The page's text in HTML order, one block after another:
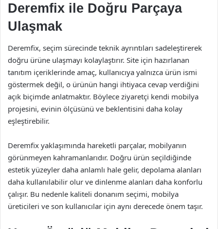
Deremfix ile Doğru Parçaya
Ulaşmak
Deremfix, seçim sürecinde teknik ayrıntıları sadeleştirerek
doğru ürüne ulaşmayı kolaylaştırır. Site için hazırlanan
tanıtım içeriklerinde amaç, kullanıcıya yalnızca ürün ismi
göstermek değil, o ürünün hangi ihtiyaca cevap verdiğini
açık biçimde anlatmaktır. Böylece ziyaretçi kendi mobilya
projesini, evinin ölçüsünü ve beklentisini daha kolay
eşleştirebilir.
Deremfix yaklaşımında hareketli parçalar, mobilyanın
görünmeyen kahramanlarıdır. Doğru ürün seçildiğinde
estetik yüzeyler daha anlamlı hale gelir, depolama alanları
daha kullanılabilir olur ve dinlenme alanları daha konforlu
çalışır. Bu nedenle kaliteli donanım seçimi, mobilya
üreticileri ve son kullanıcılar için aynı derecede önem taşır.